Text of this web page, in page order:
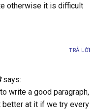
otherwise it is difficult
TRẢ LỜI
says:
write a good paragraph,
at it if we try every